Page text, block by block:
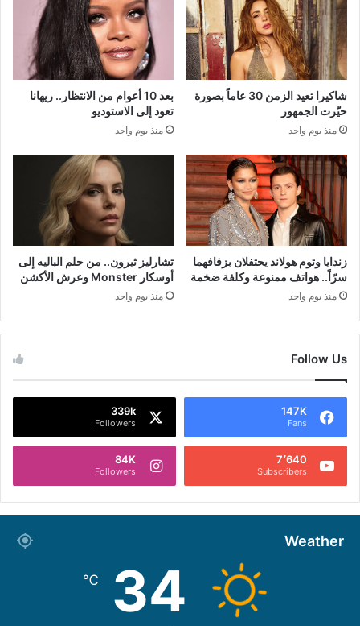
شاكيرا تعيد الزمن 30 عاماً بصورة
حيّرت الجمهور
منذ يوم واحد
بعد 10 أعوام من الانتظار.. ريهانا
تعود إلى الاستوديو
منذ يوم واحد
زندايا وتوم هولاند يحتفلان بزفافهما
سرّاً.. هواتف ممنوعة وكلفة ضخمة
منذ يوم واحد
تشارليز ثيرون.. من حلم الباليه إلى
أوسكار Monster وعرش الأكشن
منذ يوم واحد
Follow Us
147K
Fans
339k
Followers
7٬640
Subscribers
84K
Followers
Weather
34
℃